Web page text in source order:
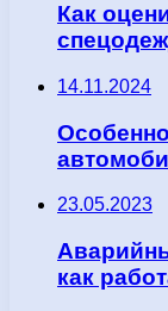
Как
14.11.2024
23.05.2023
как